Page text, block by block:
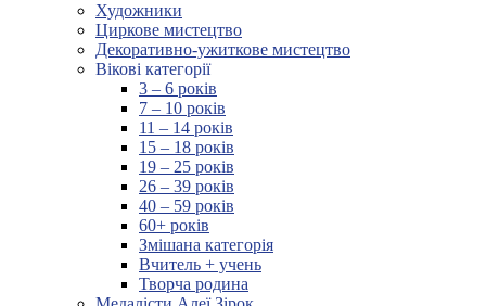
Художники
Циркове мистецтво
Декоративно-ужиткове мистецтво
Вікові категорії
3 – 6 років
7 – 10 років
11 – 14 років
15 – 18 років
19 – 25 років
26 – 39 років
40 – 59 років
60+ років
Змішана категорія
Вчитель + учень
Творча родина